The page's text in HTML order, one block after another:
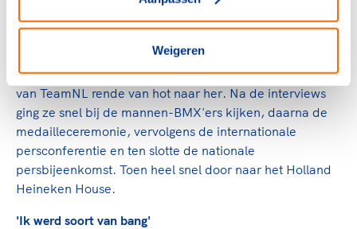
Weigeren
en daar stond Laura Smulders op de derde plek. Toen
dacht ik: holy shit".
Daarna leefde ze als in een roes. "Iedereen moest wat
van mij weten, niemand had het verwacht." De BMX'er
van TeamNL rende van hot naar her. Na de interviews
ging ze snel bij de mannen-BMX'ers kijken, daarna de
medailleceremonie, vervolgens de internationale
persconferentie en ten slotte de nationale
persbijeenkomst. Toen heel snel door naar het Holland
Heineken House.
'Ik werd soort van bang'